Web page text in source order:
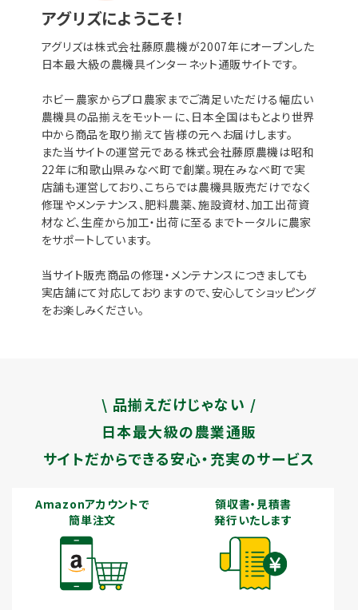
アグリズにようこそ！
アグリズは株式会社藤原農機が2007年にオープンした
日本最大級の農機具インターネット通販サイトです。
ホビー農家からプロ農家までご満足いただける幅広い
農機具の品揃えをモットーに、日本全国はもとより世界
中から商品を取り揃えて皆様の元へお届けします。
また当サイトの運営元である株式会社藤原農機は昭和
22年に和歌山県みなべ町で創業。現在みなべ町で実
店舗も運営しており、こちらでは農機具販売だけでなく
修理やメンテナンス、肥料農薬、施設資材、加工出荷資
材など、生産から加工・出荷に至るまでトータルに農家
をサポートしています。
当サイト販売商品の修理・メンテナンスにつきましても
実店舗にて対応しておりますので、安心してショッピング
をお楽しみください。
\ 品揃えだけじゃない /
日本最大級の農業通販
サイトだからできる安心・充実のサービス
Amazonアカウントで
簡単注文
領収書・見積書
発行いたします